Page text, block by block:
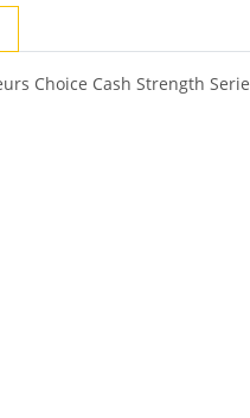
Choice Cash Strength